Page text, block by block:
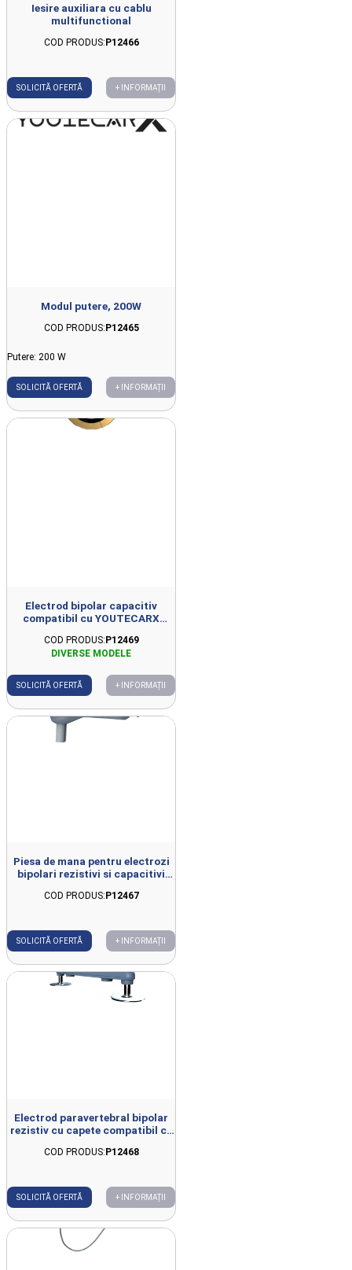
Iesire auxiliara cu cablu
multifunctional
COD PRODUS:P12466
SOLICITĂ OFERTĂ + INFORMAȚII
Modul putere, 200W
COD PRODUS:P12465
Putere: 200 W
SOLICITĂ OFERTĂ + INFORMAȚII
Electrod bipolar capacitiv
compatibil cu YOUTECARX
COD PRODUS:P12469
SOLICITĂ OFERTĂ + INFORMAȚII
Piesa de mana pentru electrozi
bipolari rezistivi si capacitivi
COD PRODUS: P12467
SOLICITĂ OFERTĂ + INFORMAȚII
Electrod paravertebral bipolar
rezistiv cu capete compatibil cu
COD PRODUS:P12468
SOLICITĂ OFERTĂ + INFORMAȚII